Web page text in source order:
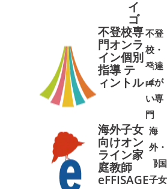
イ
ゴ
不登校専
門オンラ
イン個別
指導 テ
ィントル
不登
校・
発達
障が
い専
門
➜➜
海外子女
向けオン
ライン家
庭教師
eFFISAGE
海
外・
帰国
子女
➜➜